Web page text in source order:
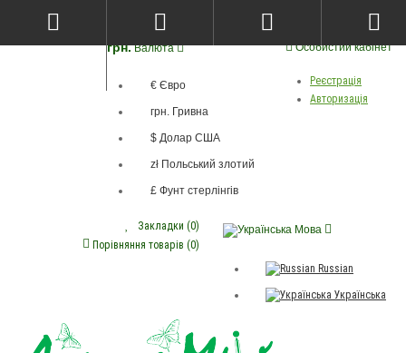
Особистий кабінет
Реєстрація
Авторизація
грн. Валюта
€ Євро
грн. Гривна
$ Долар США
zł Польський злотий
£ Фунт стерлінгів
Мова
Russian
Українська
Закладки (0)
Порівняння товарів (0)